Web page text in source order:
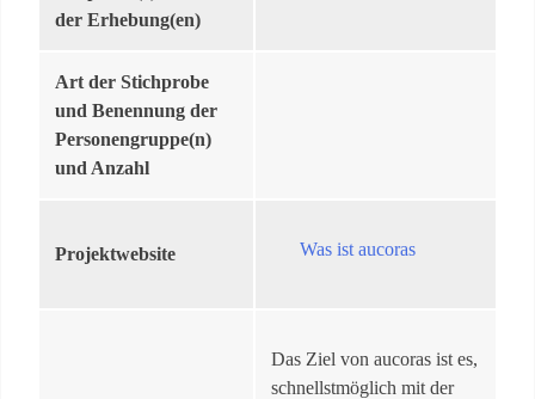
der Erhebung(en)
Art der Stichprobe
und Benennung der
Personengruppe(n)
und Anzahl
Projektwebsite Was ist aucoras
Das Ziel von aucoras ist es,
schnellstmöglich mit der